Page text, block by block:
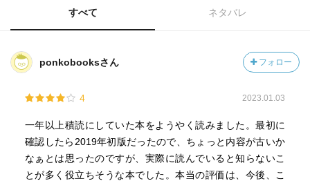
すべて ネタバレ
ponkobooksさん フォロー
4 2023.01.03
一年以上積読にしていた本をようやく読みました。最初に
確認したら2019年初版だったので、ちょっと内容が古いか
なぁとは思ったのですが、実際に読んでいると知らないこ
とが多く役立ちそうな本でした。本当の評価は、今後、こ